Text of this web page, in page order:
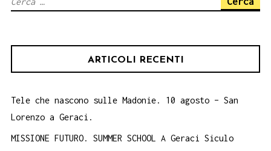
ARTICOLI RECENTI
Tele che nascono sulle Madonie. 10 agosto – San
Lorenzo a Geraci.
MISSIONE FUTURO. SUMMER SCHOOL A Geraci Siculo